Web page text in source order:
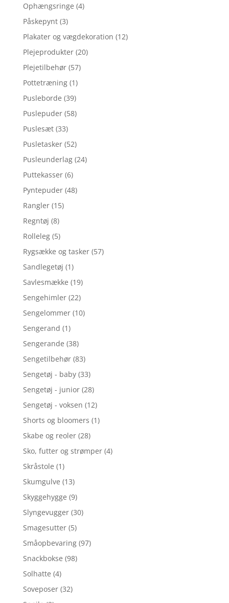
Ophængsringe (4)
Påskepynt (3)
Plakater og vægdekoration (12)
Plejeprodukter (20)
Plejetilbehør (57)
Pottetræning (1)
Pusleborde (39)
Puslepuder (58)
Puslesæt (33)
Pusletasker (52)
Pusleunderlag (24)
Puttekasser (6)
Pyntepuder (48)
Rangler (15)
Regntøj (8)
Rolleleg (5)
Rygsække og tasker (57)
Sandlegetøj (1)
Savlesmække (19)
Sengehimler (22)
Sengelommer (10)
Sengerand (1)
Sengerande (38)
Sengetilbehør (83)
Sengetøj - baby (33)
Sengetøj - junior (28)
Sengetøj - voksen (12)
Shorts og bloomers (1)
Skabe og reoler (28)
Sko, futter og strømper (4)
Skråstole (1)
Skumgulve (13)
Skyggehygge (9)
Slyngevugger (30)
Smagesutter (5)
Småopbevaring (97)
Snackbokse (98)
Solhatte (4)
Soveposer (32)